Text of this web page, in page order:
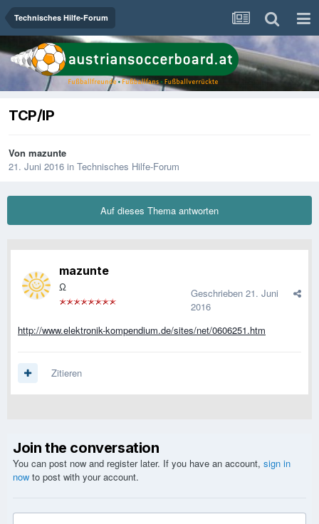
Technisches Hilfe-Forum
TCP/IP
Von mazunte
21. Juni 2016 in Technisches Hilfe-Forum
Auf dieses Thema antworten
mazunte
Ω Geschrieben 21. Juni
2016
http://www.elektronik-kompendium.de/sites/net/0606251.htm
Zitieren
Join the conversation
You can post now and register later. If you have an account, sign in
now to post with your account.